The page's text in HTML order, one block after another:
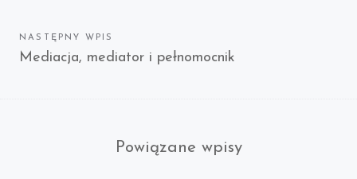
NASTĘPNY WPIS
Next
Mediacja, mediator i pełnomocnik
Powiązane wpisy